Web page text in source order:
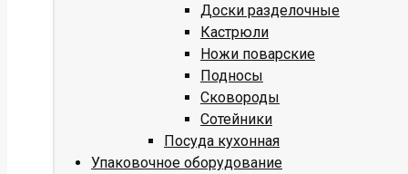
Доски разделочные
Кастрюли
Ножи поварские
Подносы
Сковороды
Сотейники
Посуда кухонная
Упаковочное оборудование